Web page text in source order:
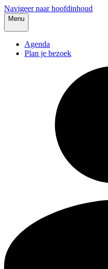
Navigeer naar hoofdinhoud
Menu
Agenda
Plan je bezoek